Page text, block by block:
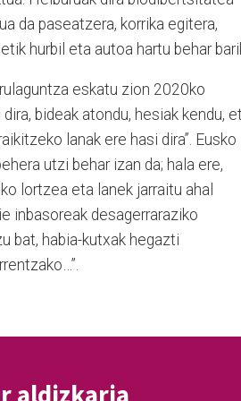
da paseatzera, korrika egitera,
hurbil eta autoa hartu behar
eskatu zion 2020ko
bideak atondu, hesiak kendu,
lanak ere hasi dira”. Eusko
utzi behar izan da; hala ere,
lortzea eta lanek jarraitu ahal
inbasoreak desagerraraziko
bat, habia-kutxak hegazti
aldizkaria